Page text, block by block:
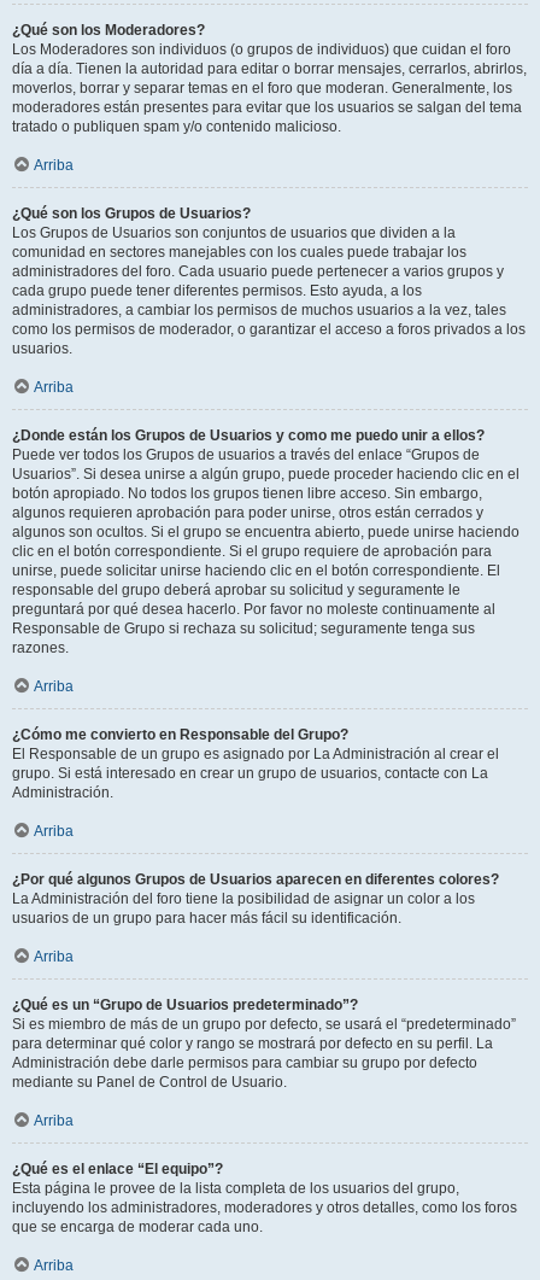
¿Qué son los Moderadores?
Los Moderadores son individuos (o grupos de individuos) que cuidan el foro
día a día. Tienen la autoridad para editar o borrar mensajes, cerrarlos, abrirlos,
moverlos, borrar y separar temas en el foro que moderan. Generalmente, los
moderadores están presentes para evitar que los usuarios se salgan del tema
tratado o publiquen spam y/o contenido malicioso.
Arriba
¿Qué son los Grupos de Usuarios?
Los Grupos de Usuarios son conjuntos de usuarios que dividen a la
comunidad en sectores manejables con los cuales puede trabajar los
administradores del foro. Cada usuario puede pertenecer a varios grupos y
cada grupo puede tener diferentes permisos. Esto ayuda, a los
administradores, a cambiar los permisos de muchos usuarios a la vez, tales
como los permisos de moderador, o garantizar el acceso a foros privados a los
usuarios.
Arriba
¿Donde están los Grupos de Usuarios y como me puedo unir a ellos?
Puede ver todos los Grupos de usuarios a través del enlace “Grupos de
Usuarios”. Si desea unirse a algún grupo, puede proceder haciendo clic en el
botón apropiado. No todos los grupos tienen libre acceso. Sin embargo,
algunos requieren aprobación para poder unirse, otros están cerrados y
algunos son ocultos. Si el grupo se encuentra abierto, puede unirse haciendo
clic en el botón correspondiente. Si el grupo requiere de aprobación para
unirse, puede solicitar unirse haciendo clic en el botón correspondiente. El
responsable del grupo deberá aprobar su solicitud y seguramente le
preguntará por qué desea hacerlo. Por favor no moleste continuamente al
Responsable de Grupo si rechaza su solicitud; seguramente tenga sus
razones.
Arriba
¿Cómo me convierto en Responsable del Grupo?
El Responsable de un grupo es asignado por La Administración al crear el
grupo. Si está interesado en crear un grupo de usuarios, contacte con La
Administración.
Arriba
¿Por qué algunos Grupos de Usuarios aparecen en diferentes colores?
La Administración del foro tiene la posibilidad de asignar un color a los
usuarios de un grupo para hacer más fácil su identificación.
Arriba
¿Qué es un “Grupo de Usuarios predeterminado”?
Si es miembro de más de un grupo por defecto, se usará el “predeterminado”
para determinar qué color y rango se mostrará por defecto en su perfil. La
Administración debe darle permisos para cambiar su grupo por defecto
mediante su Panel de Control de Usuario.
Arriba
¿Qué es el enlace “El equipo”?
Esta página le provee de la lista completa de los usuarios del grupo,
incluyendo los administradores, moderadores y otros detalles, como los foros
que se encarga de moderar cada uno.
Arriba